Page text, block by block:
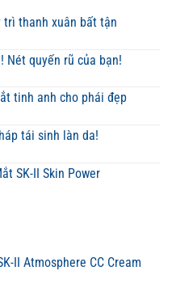
trì thanh xuân bất tận
Nét quyến rũ của bạn!
tinh anh cho phái đẹp
tái sinh làn da!
SK-II Skin Power
II Atmosphere CC Cream